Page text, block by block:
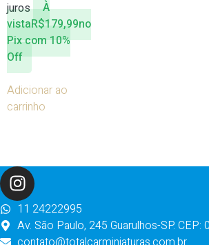
juros
À
vistaR$179,99no
Pix com 10%
Off
Adicionar ao
carrinho
11 24222995
Av. São Paulo, 245 Guarulhos-SP. CEP: